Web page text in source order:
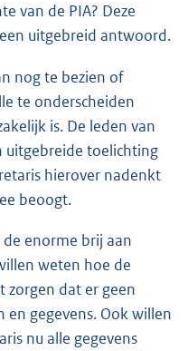
van de PIA? Deze
uitgebreid antwoord.
nog te bezien of
te onderscheiden
is. De leden van
uitgebreide toelichting
hierover nadenkt
beoogt.
enorme brij aan
weten hoe de
zorgen dat er geen
gegevens. Ook willen
nu alle gegevens